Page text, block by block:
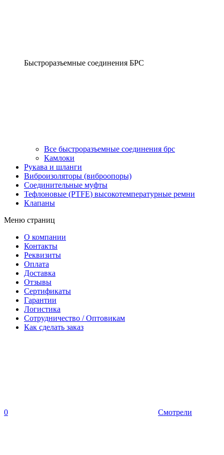
Быстроразъемные соединения БРС
Все быстроразъемные соединения брс
Камлоки
Рукава и шланги
Виброизоляторы (виброопоры)
Соединительные муфты
Тефлоновые (PTFE) высокотемпературные ремни
Клапаны
Меню страниц
О компании
Контакты
Реквизиты
Оплата
Доставка
Отзывы
Сертификаты
Гарантии
Логистика
Сотрудничество / Оптовикам
Как сделать заказ
0 Смотрели